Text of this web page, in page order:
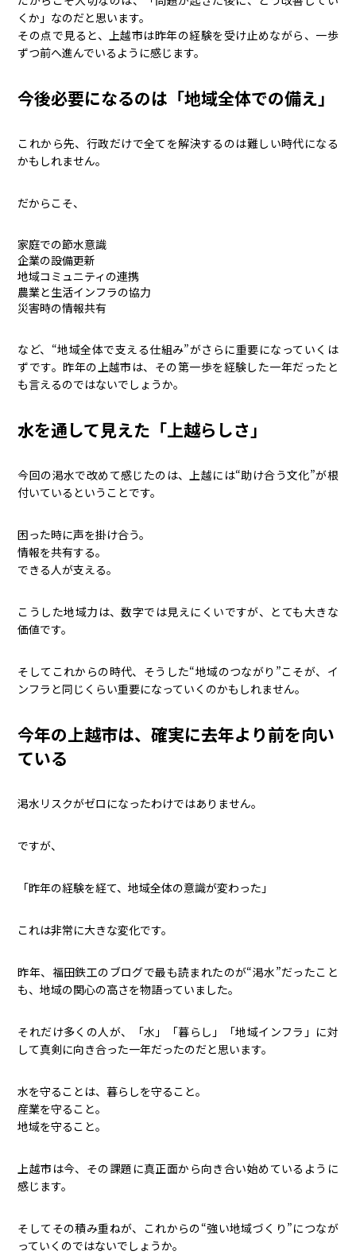
くか」なのだと思います。
その点で見ると、上越市は昨年の経験を受け止めながら、一歩
ずつ前へ進んでいるように感じます。
今後必要になるのは「地域全体での備え」
これから先、行政だけで全てを解決するのは難しい時代になる
かもしれません。
だからこそ、
家庭での節水意識
企業の設備更新
地域コミュニティの連携
農業と生活インフラの協力
災害時の情報共有
など、“地域全体で支える仕組み”がさらに重要になっていくは
ずです。昨年の上越市は、その第一歩を経験した一年だったと
も言えるのではないでしょうか。
水を通して見えた「上越らしさ」
今回の渇水で改めて感じたのは、上越には“助け合う文化”が根
付いているということです。
困った時に声を掛け合う。
情報を共有する。
できる人が支える。
こうした地域力は、数字では見えにくいですが、とても大きな
価値です。
そしてこれからの時代、そうした“地域のつながり”こそが、イ
ンフラと同じくらい重要になっていくのかもしれません。
今年の上越市は、確実に去年より前を向い
ている
渇水リスクがゼロになったわけではありません。
ですが、
「昨年の経験を経て、地域全体の意識が変わった」
これは非常に大きな変化です。
昨年、福田鉄工のブログで最も読まれたのが“渇水”だったこと
も、地域の関心の高さを物語っていました。
それだけ多くの人が、「水」「暮らし」「地域インフラ」に対
して真剣に向き合った一年だったのだと思います。
水を守ることは、暮らしを守ること。
産業を守ること。
地域を守ること。
上越市は今、その課題に真正面から向き合い始めているように
感じます。
そしてその積み重ねが、これからの“強い地域づくり”につなが
っていくのではないでしょうか。